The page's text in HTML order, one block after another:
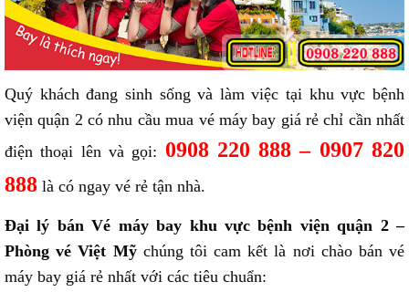
Quý khách đang sinh sống và làm việc tại khu vực bệnh
viện quận 2 có nhu cầu mua vé máy bay giá rẻ chỉ cần nhất
điện thoại lên và gọi: 0908 220 888 – 0907 820
888 là có ngay vé rẻ tận nhà.
Đại lý bán Vé máy bay khu vực bệnh viện quận 2 –
Phòng vé Việt Mỹchúng tôi cam kết là nơi chào bán vé
máy bay giá rẻ nhất với các tiêu chuẩn: